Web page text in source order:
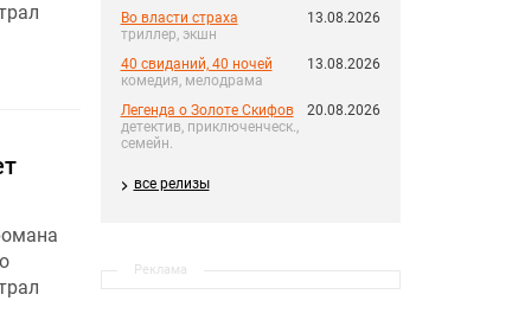
Во власти страха
триллер, экшн
13.08.2026
40 свиданий, 40 ночей
комедия, мелодрама
13.08.2026
Легенда о Золоте Скифов
детектив, приключенческ.,
семейн.
20.08.2026
все релизы
Реклама